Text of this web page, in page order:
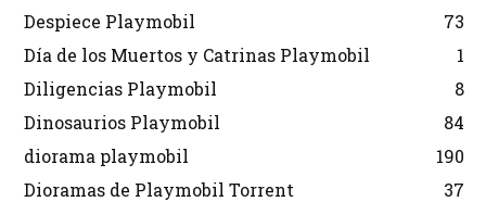
Despiece Playmobil
73
Día de los Muertos y Catrinas Playmobil
1
Diligencias Playmobil
8
Dinosaurios Playmobil
84
diorama playmobil
190
Dioramas de Playmobil Torrent
37